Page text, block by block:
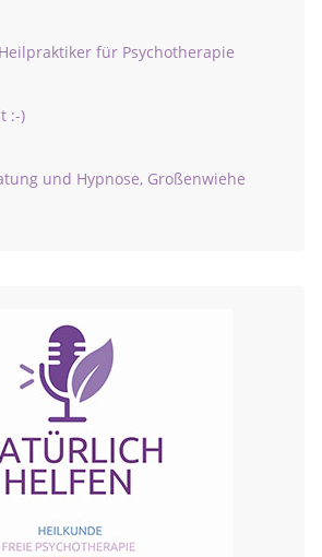
für Psychotherapie
:-)
und Hypnose, Großenwiehe